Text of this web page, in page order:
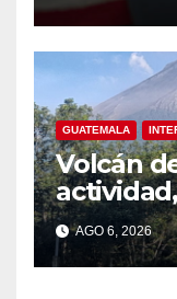
GUATEMALA
Volcán
alertas
AGO 6, 2026